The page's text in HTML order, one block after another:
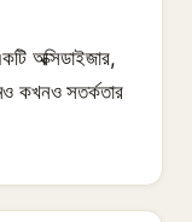
অক্সিডাইজার,
কখনও সতর্কতার